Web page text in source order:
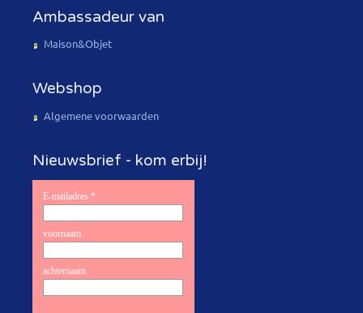
Ambassadeur van
Maison&Objet
Webshop
Algemene voorwaarden
Nieuwsbrief - kom erbij!